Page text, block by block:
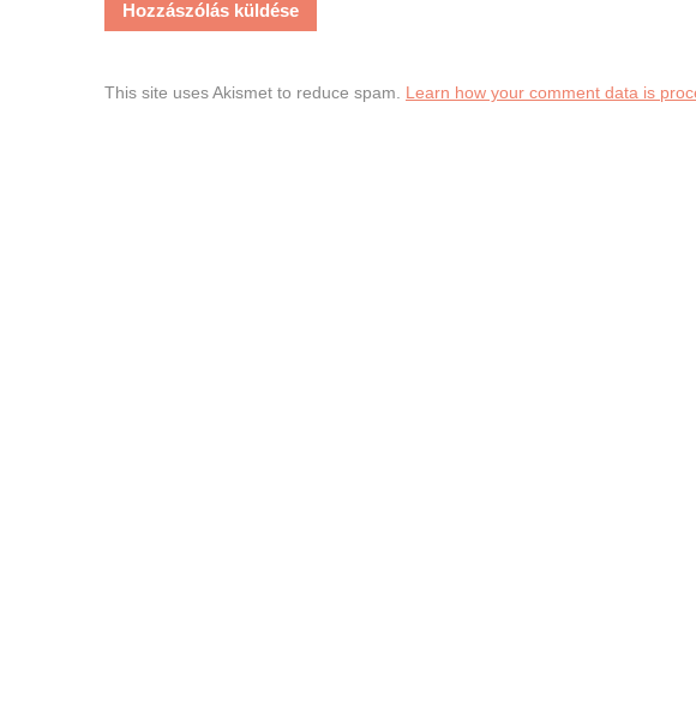
This site uses Akismet to reduce spam. Learn how your comment data is